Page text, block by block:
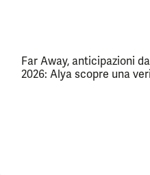
Far Away, anticipazioni
2026: Alya scopre una